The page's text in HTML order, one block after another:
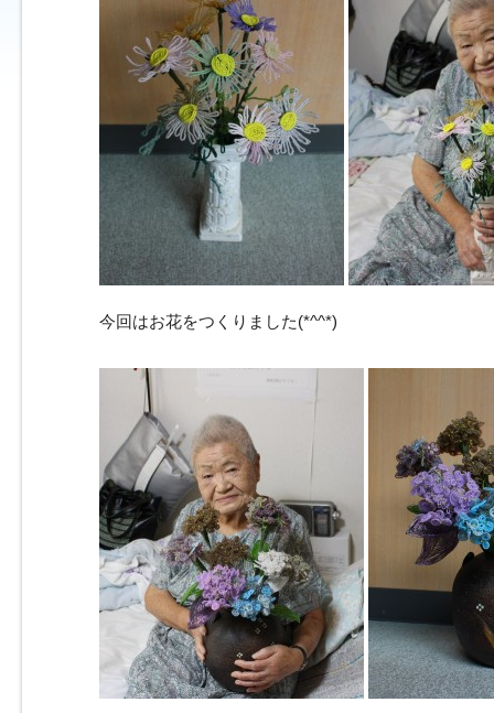
今回はお花をつくりました(*^^*)